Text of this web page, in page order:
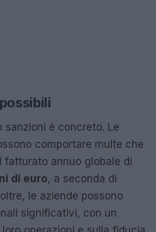
sanzioni è concreto. Le
comportare multe che
fatturato annuo globale di
di euro, a seconda di
le aziende possono
significativi, con un